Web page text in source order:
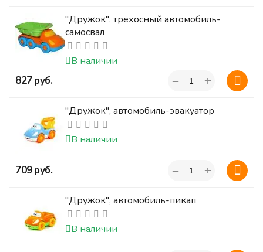
"Дружок", трёхосный автомобиль-
самосвал
В наличии
‍827‍руб. +
−
"Дружок", автомобиль-эвакуатор
В наличии
‍709‍руб. +
−
"Дружок", автомобиль-пикап
В наличии